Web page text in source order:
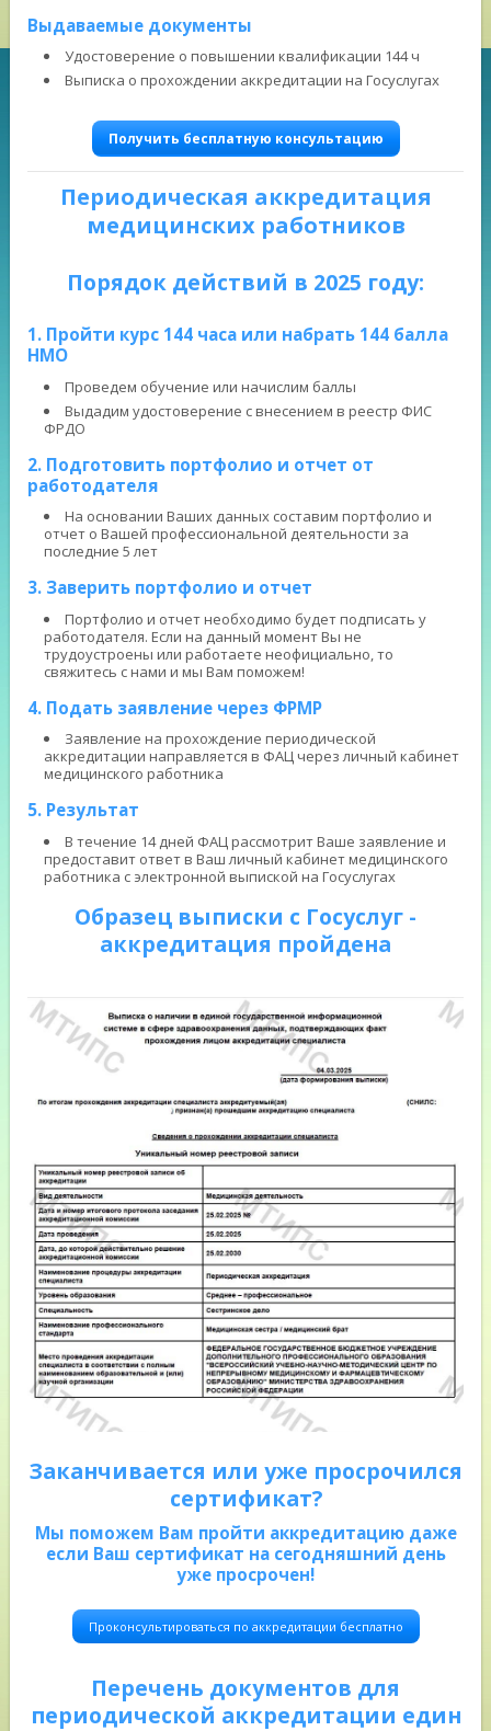
Выдаваемые документы
Удостоверение о повышении квалификации 144 ч
Выписка о прохождении аккредитации на Госуслугах
Получить бесплатную консультацию
Периодическая аккредитация
медицинских работников
Порядок действий в 2025 году:
1. Пройти курс 144 часа или набрать 144 балла
НМО
Проведем обучение или начислим баллы
Выдадим удостоверение с внесением в реестр ФИС
ФРДО
2. Подготовить портфолио и отчет от
работодателя
На основании Ваших данных составим портфолио и
отчет о Вашей профессиональной деятельности за
последние 5 лет
3. Заверить портфолио и отчет
Портфолио и отчет необходимо будет подписать у
работодателя. Если на данный момент Вы не
трудоустроены или работаете неофициально, то
свяжитесь с нами и мы Вам поможем!
4. Подать заявление через ФРМР
Заявление на прохождение периодической
аккредитации направляется в ФАЦ через личный кабинет
медицинского работника
5. Результат
В течение 14 дней ФАЦ рассмотрит Ваше заявление и
предоставит ответ в Ваш личный кабинет медицинского
работника с электронной выпиской на Госуслугах
Образец выписки с Госуслуг -
аккредитация пройдена
Заканчивается или уже просрочился
сертификат?
Мы поможем Вам пройти аккредитацию даже
если Ваш сертификат на сегодняшний день
уже просрочен!
Проконсультироваться по аккредитации бесплатно
Перечень документов для
периодической аккредитации един